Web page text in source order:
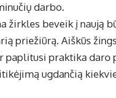
darbo.
žirkles beveik į naują
priežiūrą. Aiškūs
paplitusi praktika daro
ugdančią